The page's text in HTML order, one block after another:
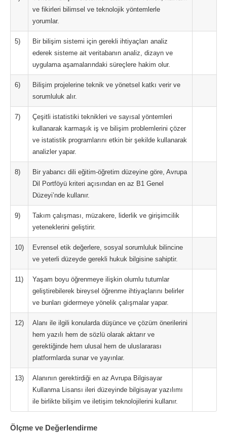
ve fikirleri bilimsel ve teknolojik yöntemlerle
yorumlar.
5)
Bir bilişim sistemi için gerekli ihtiyaçları analiz
ederek sisteme ait veritabanın analiz, dizayn ve
uygulama aşamalarındaki süreçlere hakim olur.
6)
Bilişim projelerine teknik ve yönetsel katkı verir ve
sorumluluk alır.
7)
Çeşitli istatistiki teknikleri ve sayısal yöntemleri
kullanarak karmaşık iş ve bilişim problemlerini çözer
ve istatistik programlarını etkin bir şekilde kullanarak
analizler yapar.
8)
Bir yabancı dili eğitim-öğretim düzeyine göre, Avrupa
Dil Portföyü kriteri açısından en az B1 Genel
Düzeyi’nde kullanır.
9)
Takım çalışması, müzakere, liderlik ve girişimcilik
yeteneklerini geliştirir.
10)
Evrensel etik değerlere, sosyal sorumluluk bilincine
ve yeterli düzeyde gerekli hukuk bilgisine sahiptir.
11)
Yaşam boyu öğrenmeye ilişkin olumlu tutumlar
geliştirebilerek bireysel öğrenme ihtiyaçlarını belirler
ve bunları gidermeye yönelik çalışmalar yapar.
12)
Alanı ile ilgili konularda düşünce ve çözüm önerilerini
hem yazılı hem de sözlü olarak aktarır ve
gerektiğinde hem ulusal hem de uluslararası
platformlarda sunar ve yayınlar.
13)
Alanının gerektirdiği en az Avrupa Bilgisayar
Kullanma Lisansı ileri düzeyinde bilgisayar yazılımı
ile birlikte bilişim ve iletişim teknolojilerini kullanır.
Ölçme ve Değerlendirme